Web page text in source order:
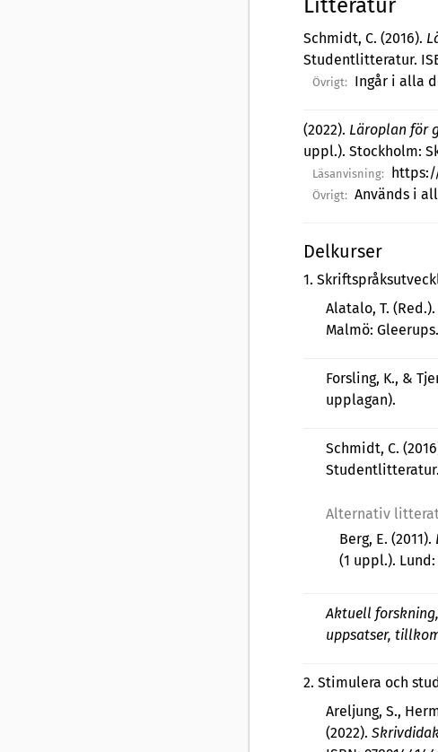
Litteratur
Schmidt, C. (2016).
Studentlitteratur.
Övrigt: Ingår i alla
(2022). Läroplan för
uppl.). Stockholm:
Läsanvisning:
Övrigt: Används i
Delkurser
1.
Alatalo, T. (Red.).
Malmö:
Forsling, K., &
upplagan).
Schmidt, C.
Studentlitteratur.
Alternativ
Berg, E. (2011).
(1 uppl.).
Aktuell
uppsatser,
2. Stimulera och
Areljung, S.,
(2022).